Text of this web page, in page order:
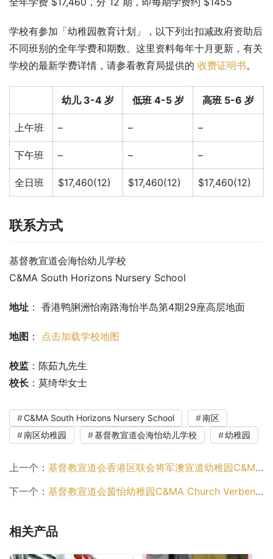
学校有参加「幼稚园教育计划」，以下列出扣减政府资助后
不同班别的全年学费和期数。这里资料每年十月更新，有关
学校的最新学费详情，请参看教育局提供的 收费证明书。
幼儿 3-4 岁 低班 4-5 岁 高班 5-6 岁
上午班 – – –
下午班 – – –
全日班 $17,460(12) $17,460(12) $17,460(12)
联系方式
基督教宣道会海怡幼儿学校
C&MA South Horizons Nursery School
地址 ： 香港鸭脷洲怡南路海怡半岛第4期29座高层地面
地图 ： 点击加载学校地图
校监 ：陈茹九先生
校长 ：莫绮华女士
C&MA South Horizons Nursery School
南区
南区幼稚园
基督教宣道会海怡幼儿学校 幼稚园
上一个： 基督教宣道会香港区联会将军澳宣道幼稚园C&MA Church Union Tseung Kwan O Alliance Kindergarten（西贡区幼稚园）
下一个： 基督教宣道会茵怡幼稚园C&MA Church Verbena Kindergarten（西贡区幼稚园）
相关产品